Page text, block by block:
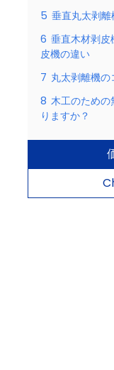
5 垂直丸太剥
6 垂直木材剥
皮機の違い
7 丸太剥離機の
8 木工のための
りますか？